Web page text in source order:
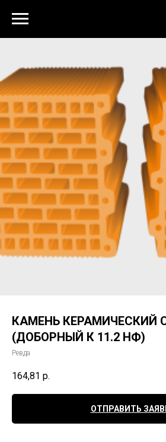
КАМЕНЬ КЕРАМИЧЕСКИЙ
(ДОБОРНЫЙ К 11.2 НФ)
Ревда
164,81 р.
ОТПРАВИТЬ